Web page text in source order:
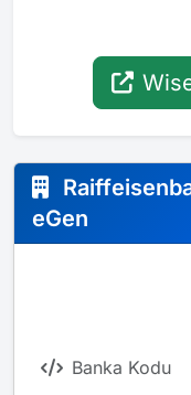
eGen
Banka Kodu